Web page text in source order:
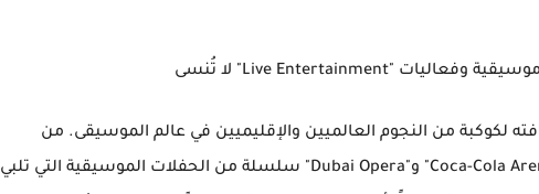
لكوكبة من النجوم العالميين والإقليميين في عالم الموسيقى. من
المتوقع أن تشهد قاعات مثل "Coca-Cola Arena" و"Dubai Opera" سلسلة من الحفلات الموسيقية التي تلبي